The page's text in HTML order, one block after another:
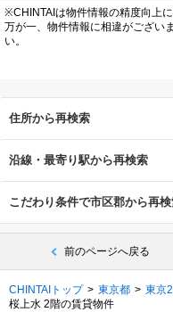
※CHINTAIは物件情報の精度向上に
万が一、物件情報に相違がござい
い。
住所から再検索
沿線・最寄り駅から再検索
こだわり条件で市区郡から再
前のページへ戻る
CHINTAIトップ 東京都 東京
桜上水 2階の賃貸物件